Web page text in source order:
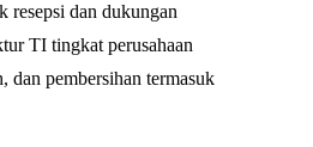
resepsi dan dukungan
TI tingkat perusahaan
dan pembersihan termasuk